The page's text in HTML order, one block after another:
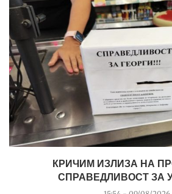
КРИЧИМ ИЗЛИЗА НА
СПРАВЕДЛИВОСТ ЗА